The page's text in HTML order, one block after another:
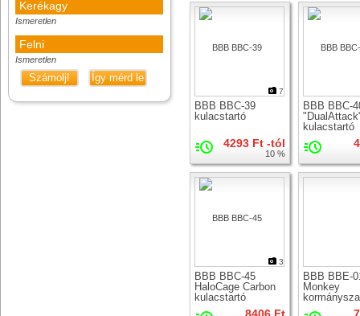
Kerékagy
Ismeretlen
Felni
Ismeretlen
Számolj! Így mérd le
7
BBB BBC-39
kulacstartó
4293 Ft -tól
10 %
BBB BBC-
kulacstartó
3
BBB BBC-45
HaloCage Carbon
kulacstartó
BBB BBE-
Monkey